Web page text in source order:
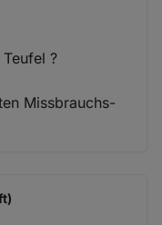
?
Missbrauchs-